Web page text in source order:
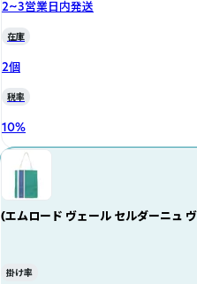
2~3営業日内発送
在庫
2個
税率
10%
(エムロード ヴェール セルダーニ
掛け率